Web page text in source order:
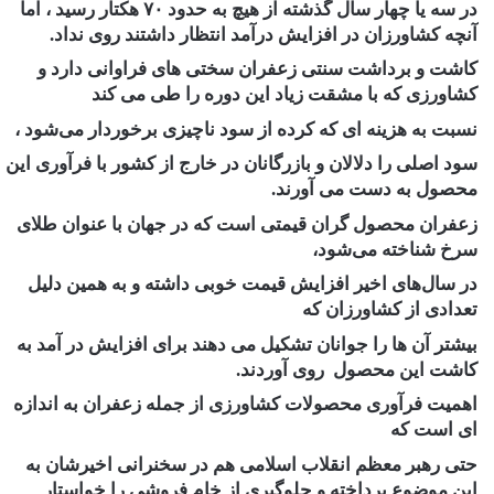
در سه یا چهار سال گذشته از هیچ به حدود ۷۰ هکتار رسید ، اما
آنچه کشاورزان در افزایش درآمد انتظار داشتند روی نداد.
کاشت و برداشت سنتی زعفران سختی های فراوانی دارد و
کشاورزی که با مشقت زیاد این دوره را طی می کند
نسبت به هزینه ای که کرده از سود ناچیزی برخوردار می‌شود ،
سود اصلی را دلالان و بازرگانان در خارج از کشور با فرآوری این
محصول به دست می آورند.
زعفران محصول گران قیمتی است که در جهان با عنوان طلای
سرخ شناخته می‌شود،
در سال‌های اخیر افزایش قیمت خوبی داشته و به همین دلیل
تعدادی از کشاورزان که
بیشتر آن ها را جوانان تشکیل می دهند برای افزایش در آمد به
کاشت این محصول روی آوردند.
اهمیت فرآوری محصولات کشاورزی از جمله زعفران به اندازه
ای است که
حتی رهبر معظم انقلاب اسلامی هم در سخنرانی اخیرشان به